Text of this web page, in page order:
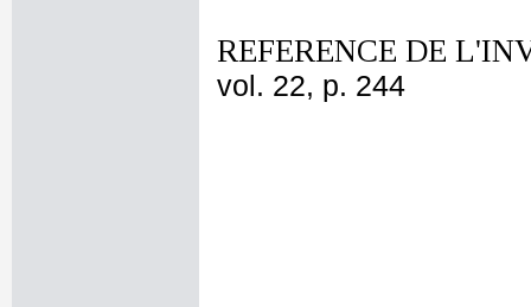
REFERENCE DE
vol. 22, p. 244